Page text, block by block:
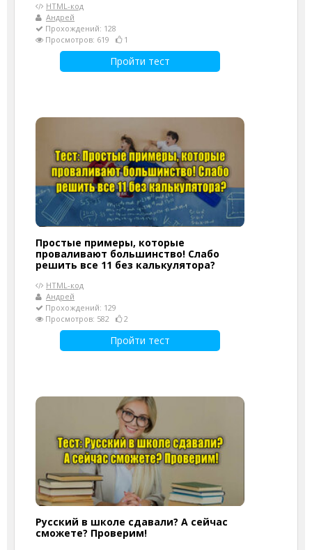
HTML-код
Андрей
Прохождений: 128
Просмотров: 619
1
Пройти тест
Простые примеры, которые
проваливают большинство! Слабо
решить все 11 без калькулятора?
HTML-код
Андрей
Прохождений: 129
Просмотров: 582
2
Пройти тест
Русский в школе сдавали? А сейчас
сможете? Проверим!